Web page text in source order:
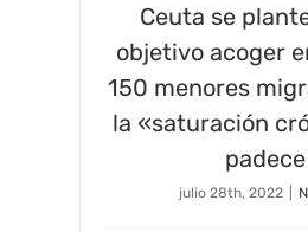
Ceuta se
objetivo acoger
150 menores
la «saturación
padece
julio 28th, 2022